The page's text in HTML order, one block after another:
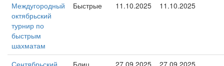
Междугородный
октябрьский
турнир по
быстрым
шахматам
Быстрые 11.10.2025 11.10.2025
Сентябрьский
Блиц 27.09.2025 27.09.2025